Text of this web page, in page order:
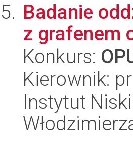
Badanie
z grafenem
Konkurs:
Kierownik:
Instytut